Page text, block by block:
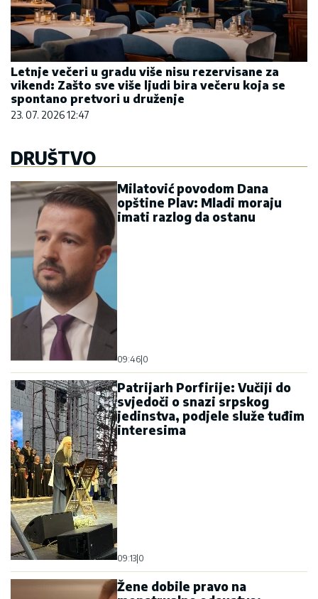
Letnje večeri u gradu više nisu rezervisane za
vikend: Zašto sve više ljudi bira večeru koja se
spontano pretvori u druženje
23. 07. 2026 12:47
DRUŠTVO
Milatović povodom Dana
opštine Plav: Mladi moraju
imati razlog da ostanu
09:46 0
Patrijarh Porfirije: Vučiji do
svjedoči o snazi srpskog
jedinstva, podjele služe tuđim
interesima
09:13 0
Žene dobile pravo na